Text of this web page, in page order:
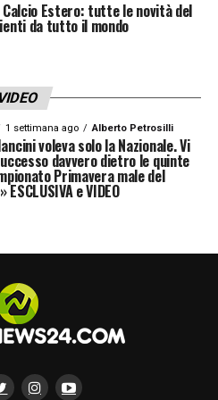
contro Arsenal e
di pochi giorni
competere anche
All’epoca il City
un anno intero. Dopo
una serie negativa,
tanto… sono cose che
Lo dico
Estero: tutte le novità del
da tutto il mondo
VIDEO
1 settimana ago Alberto Petrosilli
voleva solo la Nazionale. Vi
davvero dietro le quinte
Primavera male del
e VIDEO